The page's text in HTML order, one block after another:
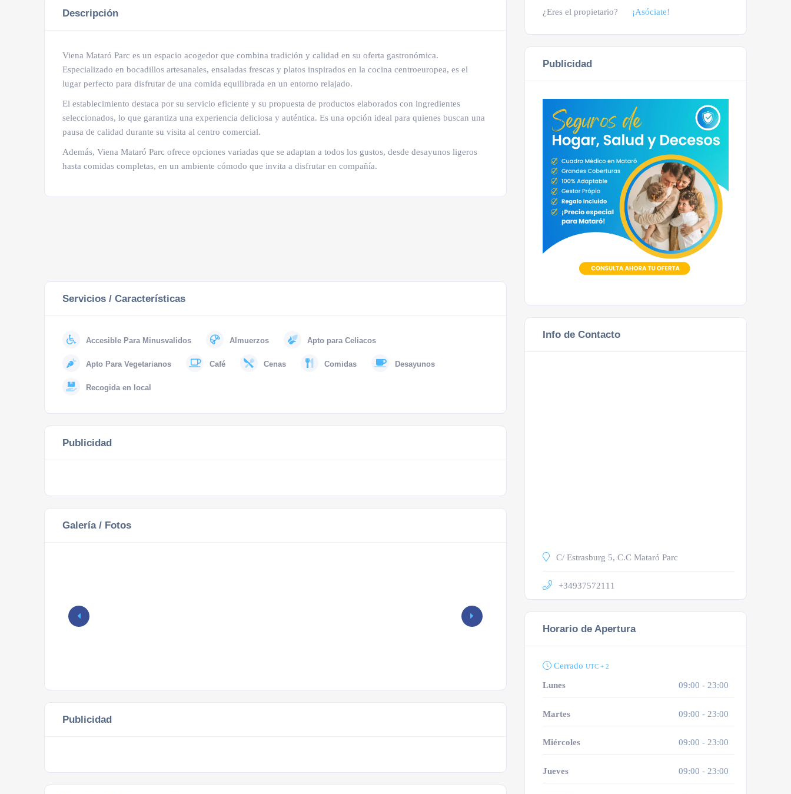
Descripción
Viena Mataró Parc es un espacio acogedor que combina tradición y calidad en su oferta gastronómica.
Especializado en bocadillos artesanales, ensaladas frescas y platos inspirados en la cocina centroeuropea, es el
lugar perfecto para disfrutar de una comida equilibrada en un entorno relajado.
El establecimiento destaca por su servicio eficiente y su propuesta de productos elaborados con ingredientes
seleccionados, lo que garantiza una experiencia deliciosa y auténtica. Es una opción ideal para quienes buscan una
pausa de calidad durante su visita al centro comercial.
Además, Viena Mataró Parc ofrece opciones variadas que se adaptan a todos los gustos, desde desayunos ligeros
hasta comidas completas, en un ambiente cómodo que invita a disfrutar en compañía.
Servicios / Características
Accesible Para Minusvalidos Almuerzos Apto para Celiacos
Apto Para Vegetarianos Café Cenas Comidas Desayunos
Recogida en local
Publicidad
Galería / Fotos
Publicidad
¿Eres el propietario? ¡Asóciate!
Publicidad
Info de Contacto
C/ Estrasburg 5, C.C Mataró Parc
+34937572111
Horario de Apertura
Cerrado UTC + 2
Lunes 09:00 - 23:00
Martes 09:00 - 23:00
Miércoles 09:00 - 23:00
Jueves 09:00 - 23:00